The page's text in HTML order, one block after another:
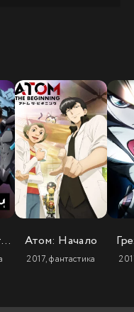
Мув-Лув: Альтернатива (2 сезон) Атом: Начало
2017, фантастика